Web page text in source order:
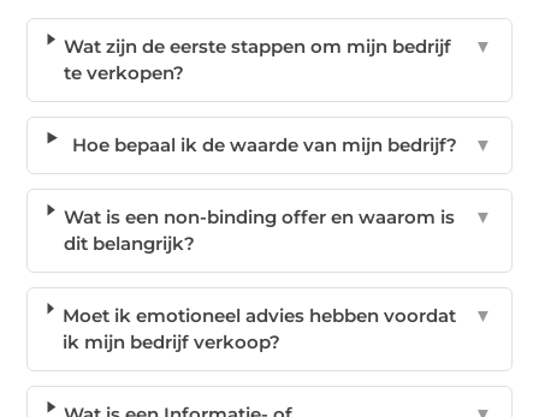
Wat zijn de eerste stappen om mijn bedrijf
te verkopen?
▼
Hoe bepaal ik de waarde van mijn bedrijf? ▼
Wat is een non-binding offer en waarom is
dit belangrijk?
▼
Moet ik emotioneel advies hebben voordat
ik mijn bedrijf verkoop?
▼